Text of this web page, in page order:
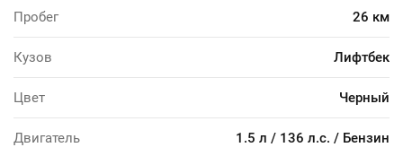
Пробег 26 км
Кузов Лифтбек
Цвет Черный
Двигатель 1.5 л / 136 л.с. / Бензин